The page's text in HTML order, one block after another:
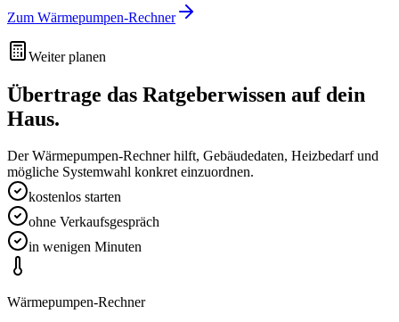
Zum Wärmepumpen-Rechner
Weiter planen
Übertrage das Ratgeberwissen auf dein
Haus.
Der Wärmepumpen-Rechner hilft, Gebäudedaten, Heizbedarf und
mögliche Systemwahl konkret einzuordnen.
kostenlos starten
ohne Verkaufsgespräch
in wenigen Minuten
Wärmepumpen-Rechner